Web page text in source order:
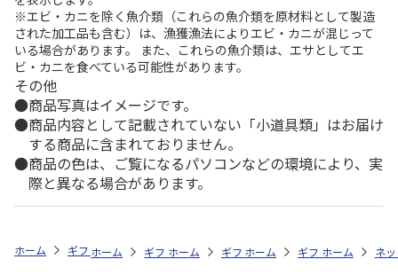
※エビ・カニを除く魚介類（これらの魚介類を原材料として製造
された加工品も含む）は、漁獲漁法によりエビ・カニが混じって
いる場合があります。 また、これらの魚介類は、エサとしてエ
ビ・カニを食べている可能性があります。
その他
商品写真はイメージです。
商品内容として記載されていない「小道具類」はお届け
する商品に含まれておりません。
商品の色は、ご覧になるパソコンなどの環境により、実
際と異なる場合があります。
ホーム ギフト通販 内祝い・お返し 結婚内祝い ストウブ ボウ
ホーム ギフト通販 内祝い・お返し 結婚内祝い
ホーム ギフト通販 内祝い・お返し
ホーム ギフト通販 内
ホーム ネ